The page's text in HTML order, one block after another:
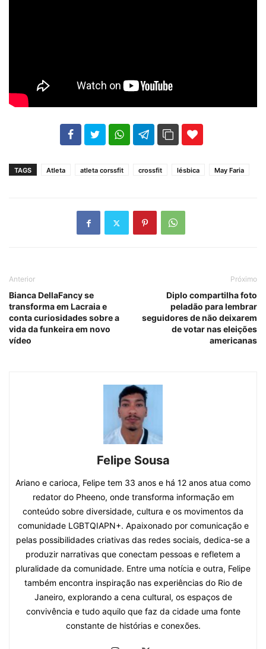
102 35
TAGS Atleta atleta corssfit crossfit lésbica May Faria
Anterior
Bianca DellaFancy se
transforma em Lacraia e
conta curiosidades sobre a
vida da funkeira em novo
vídeo
Próximo
Diplo compartilha foto
peladão para lembrar
seguidores de não deixarem
de votar nas eleições
americanas
Felipe Sousa
Ariano e carioca, Felipe tem 33 anos e há 12 anos atua como
redator do Pheeno, onde transforma informação em
conteúdo sobre diversidade, cultura e os movimentos da
comunidade LGBTQIAPN+. Apaixonado por comunicação e
pelas possibilidades criativas das redes sociais, dedica-se a
produzir narrativas que conectam pessoas e refletem a
pluralidade da comunidade. Entre uma notícia e outra, Felipe
também encontra inspiração nas experiências do Rio de
Janeiro, explorando a cena cultural, os espaços de
convivência e tudo aquilo que faz da cidade uma fonte
constante de histórias e conexões.